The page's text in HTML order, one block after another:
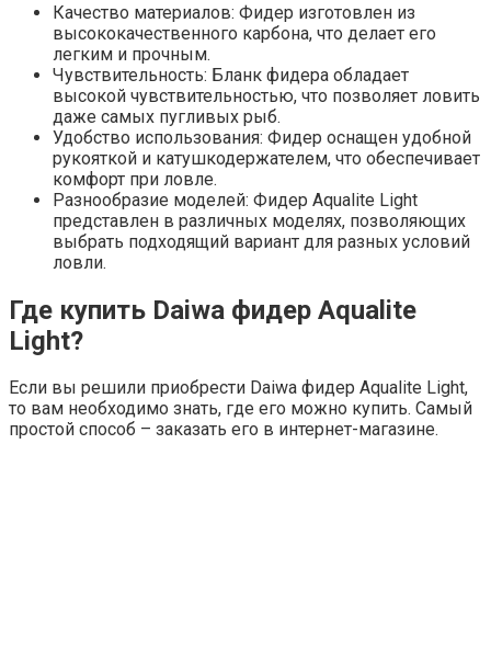
Качество материалов: Фидер изготовлен из
высококачественного карбона, что делает его
легким и прочным.
Чувствительность: Бланк фидера обладает
высокой чувствительностью, что позволяет ловить
даже самых пугливых рыб.
Удобство использования: Фидер оснащен удобной
рукояткой и катушкодержателем, что обеспечивает
комфорт при ловле.
Разнообразие моделей: Фидер Aqualite Light
представлен в различных моделях, позволяющих
выбрать подходящий вариант для разных условий
ловли.
Где купить Daiwa фидер Aqualite
Light?
Если вы решили приобрести Daiwa фидер Aqualite Light,
то вам необходимо знать, где его можно купить. Самый
простой способ – заказать его в интернет-магазине.